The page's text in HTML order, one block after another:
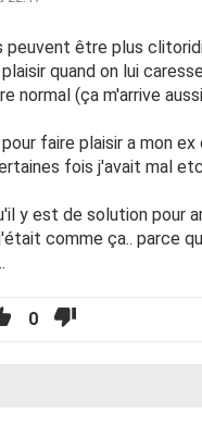
être plus
quand on lui
normal (ça m'arrive
faire plaisir a mon
fois j'avait mal etc
y est de solution pour
comme ça.. parce
0